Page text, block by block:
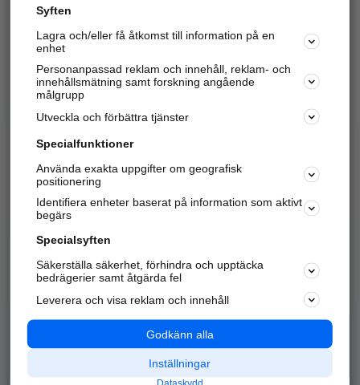
Hitta.se - Gratis nummerupplysning.
Sök företag, personer och platser.
Hitta telefonnummer, adresser, företagsinfo mm.
Marknadsför företaget
Kom igång och annonsera mot
samarbetspartners nära dig.
Alla kategorier
Populära sökningar
API & Kartor
Annonsera
Integritet
Nödnummer
Syften
Lagra och/eller få åtkomst till information på en
enhet
Personanpassad reklam och innehåll, reklam- och
innehållsmätning samt forskning angående
målgrupp
Utveckla och förbättra tjänster
Specialfunktioner
Använda exakta uppgifter om geografisk
positionering
Identifiera enheter baserat på information som aktivt
begärs
Specialsyften
Säkerställa säkerhet, förhindra och upptäcka
bedrägerier samt åtgärda fel
Leverera och visa reklam och innehåll
Godkänn alla
Inställningar
Dataskydd